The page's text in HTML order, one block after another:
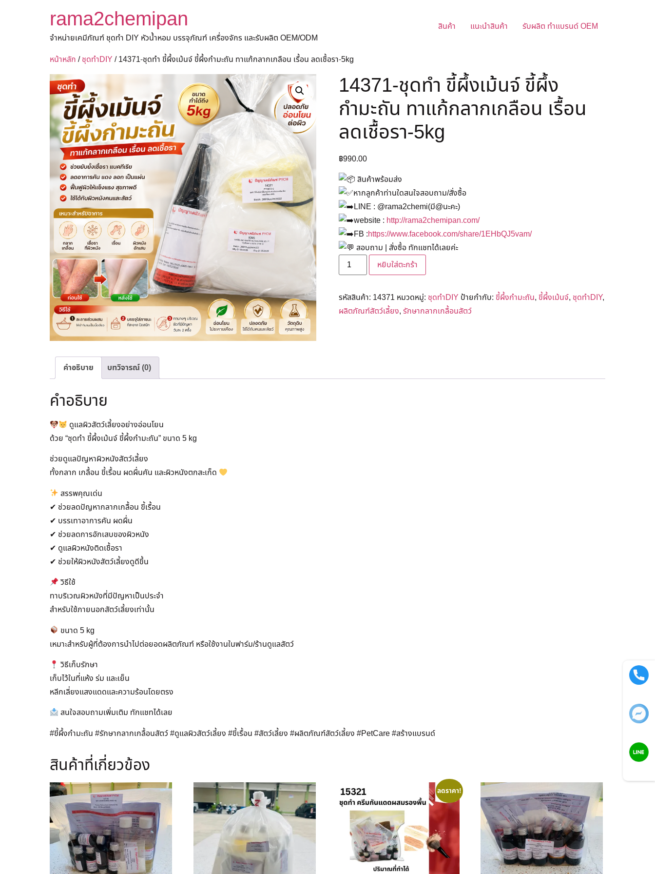
rama2chemipan
จำหน่ายเคมีภัณฑ์ ชุดทำ DIY หัวน้ำหอม บรรจุภัณฑ์ เครื่องจักร และรับผลิต OEM/ODM
สินค้า แนะนำสินค้า รับผลิต ทำแบรนด์ OEM
หน้าหลัก /ชุดทำDIY / 14371-ชุดทำ ขี้ผึ้งเม้นจ์ ขี้ผึ้งกำมะถัน ทาแก้กลากเกลือน เรื้อน ลดเชื้อรา-5kg
14371-ชุดทำ ขี้ผึ้งเม้นจ์ ขี้ผึ้ง
กำมะถัน ทาแก้กลากเกลือน เรื้อน
ลดเชื้อรา-5kg
฿990.00
สินค้าพร้อมส่ง
หากลูกค้าท่านใดสนใจสอบถาม/สั่งซื้อ
LINE : @rama2chemi(มี@นะคะ)
website : http://rama2chemipan.com/
FB :https://www.facebook.com/share/1EHbQJ5vam/
สอบถาม | สั่งซื้อ ทักแชทได้เลยค่ะ
หยิบใส่ตะกร้า
รหัสสินค้า: 14371 หมวดหมู่: ชุดทำDIY ป้ายกำกับ: ขี้ผึ้งกำมะถัน, ขี้ผึ้งเม้นจ์, ชุดทำDIY,
ผลิตภัณฑ์สัตว์เลี้ยง, รักษากลากเกลื้อนสัตว์
คำอธิบาย บทวิจารณ์ (0)
คำอธิบาย
ดูแลผิวสัตว์เลี้ยงอย่างอ่อนโยน
ด้วย “ชุดทำ ขี้ผึ้งเม้นจ์ ขี้ผึ้งกำมะถัน” ขนาด 5 kg
ช่วยดูแลปัญหาผิวหนังสัตว์เลี้ยง
ทั้งกลาก เกลื้อน ขี้เรื้อน ผดผื่นคัน และผิวหนังตกสะเก็ด
สรรพคุณเด่น
✔ ช่วยลดปัญหากลากเกลื้อน ขี้เรื้อน
✔ บรรเทาอาการคัน ผดผื่น
✔ ช่วยลดการอักเสบของผิวหนัง
✔ ดูแลผิวหนังติดเชื้อรา
✔ ช่วยให้ผิวหนังสัตว์เลี้ยงดูดีขึ้น
วิธีใช้
ทาบริเวณผิวหนังที่มีปัญหาเป็นประจำ
สำหรับใช้ภายนอกสัตว์เลี้ยงเท่านั้น
ขนาด 5 kg
เหมาะสำหรับผู้ที่ต้องการนำไปต่อยอดผลิตภัณฑ์ หรือใช้งานในฟาร์ม/ร้านดูแลสัตว์
วิธีเก็บรักษา
เก็บไว้ในที่แห้ง ร่ม และเย็น
หลีกเลี่ยงแสงแดดและความร้อนโดยตรง
สนใจสอบถามเพิ่มเติม ทักแชทได้เลย
#ขี้ผึ้งกำมะถัน #รักษากลากเกลื้อนสัตว์ #ดูแลผิวสัตว์เลี้ยง #ขี้เรื้อน #สัตว์เลี้ยง #ผลิตภัณฑ์สัตว์เลี้ยง #PetCare #สร้างแบรนด์
สินค้าที่เกี่ยวข้อง
ลดราคา!